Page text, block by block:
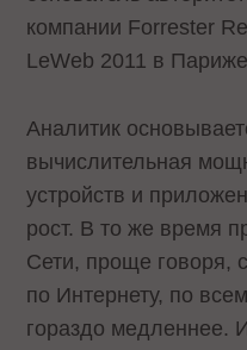
компании Forrester
LeWeb 2011 в
Аналитик
вычислительная
устройств и
рост. В то же время
Сети, проще говоря,
по Интернету, по
гораздо медленнее.